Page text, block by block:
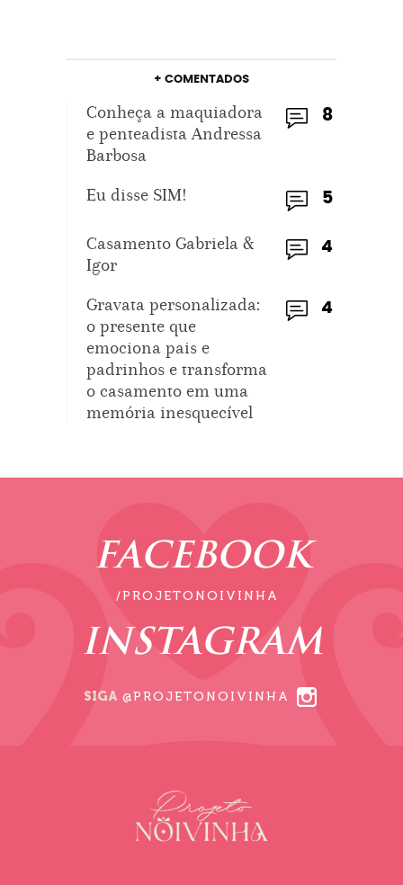
+ COMENTADOS
8
Conheça a maquiadora
e penteadista Andressa
Barbosa
5
Eu disse SIM!
4
Casamento Gabriela &
Igor
4
Gravata personalizada:
o presente que
emociona pais e
padrinhos e transforma
o casamento em uma
memória inesquecível
FACEBOOK
/PROJETONOIVINHA
INSTAGRAM
SIGA @PROJETONOIVINHA